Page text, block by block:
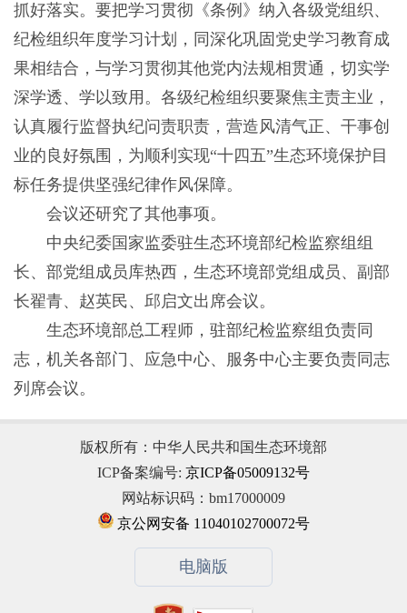
抓好落实。要把学习贯彻《条例》纳入各级党组织、
纪检组织年度学习计划，同深化巩固党史学习教育成
果相结合，与学习贯彻其他党内法规相贯通，切实学
深学透、学以致用。各级纪检组织要聚焦主责主业，
认真履行监督执纪问责职责，营造风清气正、干事创
业的良好氛围，为顺利实现“十四五”生态环境保护目
标任务提供坚强纪律作风保障。
会议还研究了其他事项。
中央纪委国家监委驻生态环境部纪检监察组组
长、部党组成员库热西，生态环境部党组成员、副部
长翟青、赵英民、邱启文出席会议。
生态环境部总工程师，驻部纪检监察组负责同
志，机关各部门、应急中心、服务中心主要负责同志
列席会议。
版权所有：中华人民共和国生态环境部
ICP备案编号: 京ICP备05009132号
网站标识码：bm17000009
京公网安备 11040102700072号
电脑版